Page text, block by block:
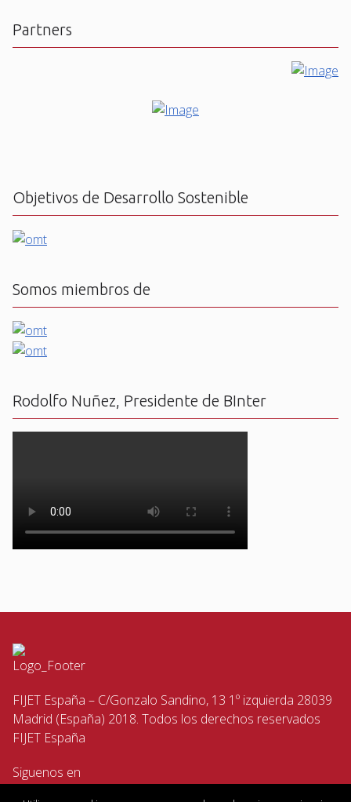
Partners
Objetivos de Desarrollo Sostenible
Somos miembros de
Rodolfo Nuñez, Presidente de BInter
FIJET España – C/Gonzalo Sandino, 13 1º izquierda 28039
Madrid (España) 2018. Todos los derechos reservados
FIJET España
Siguenos en